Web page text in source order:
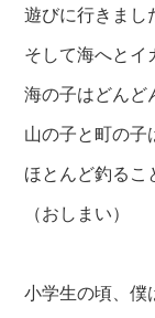
遊びに行きまし
そして海へとイ
海の子はどんど
山の子と町の子
ほとんど釣るこ
（おしまい）
小学生の頃、僕